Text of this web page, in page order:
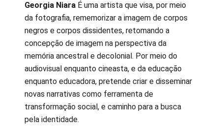
Georgia Niara É uma artista que visa, por meio
da fotografia, rememorizar a imagem de corpos
negros e corpos dissidentes, retomando a
concepção de imagem na perspectiva da
memória ancestral e decolonial. Por meio do
audiovisual enquanto cineasta, e da educação
enquanto educadora, pretende criar e disseminar
novas narrativas como ferramenta de
transformação social, e caminho para a busca
pela identidade.